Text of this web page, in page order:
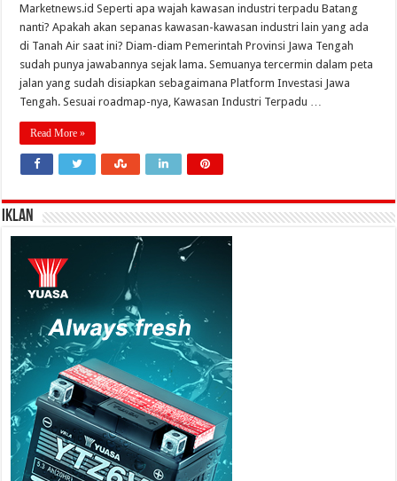
Marketnews.id Seperti apa wajah kawasan industri terpadu Batang
nanti? Apakah akan sepanas kawasan-kawasan industri lain yang ada
di Tanah Air saat ini? Diam-diam Pemerintah Provinsi Jawa Tengah
sudah punya jawabannya sejak lama. Semuanya tercermin dalam peta
jalan yang sudah disiapkan sebagaimana Platform Investasi Jawa
Tengah. Sesuai roadmap-nya, Kawasan Industri Terpadu …
Read More »
IKLAN